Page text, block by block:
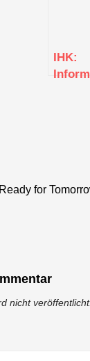
IHK:
for
nicht veröffentlicht.